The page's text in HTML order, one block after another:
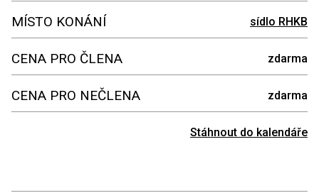
MÍSTO KONÁNÍ sídlo RHKB
CENA PRO ČLENA zdarma
CENA PRO NEČLENA zdarma
Stáhnout do kalendáře